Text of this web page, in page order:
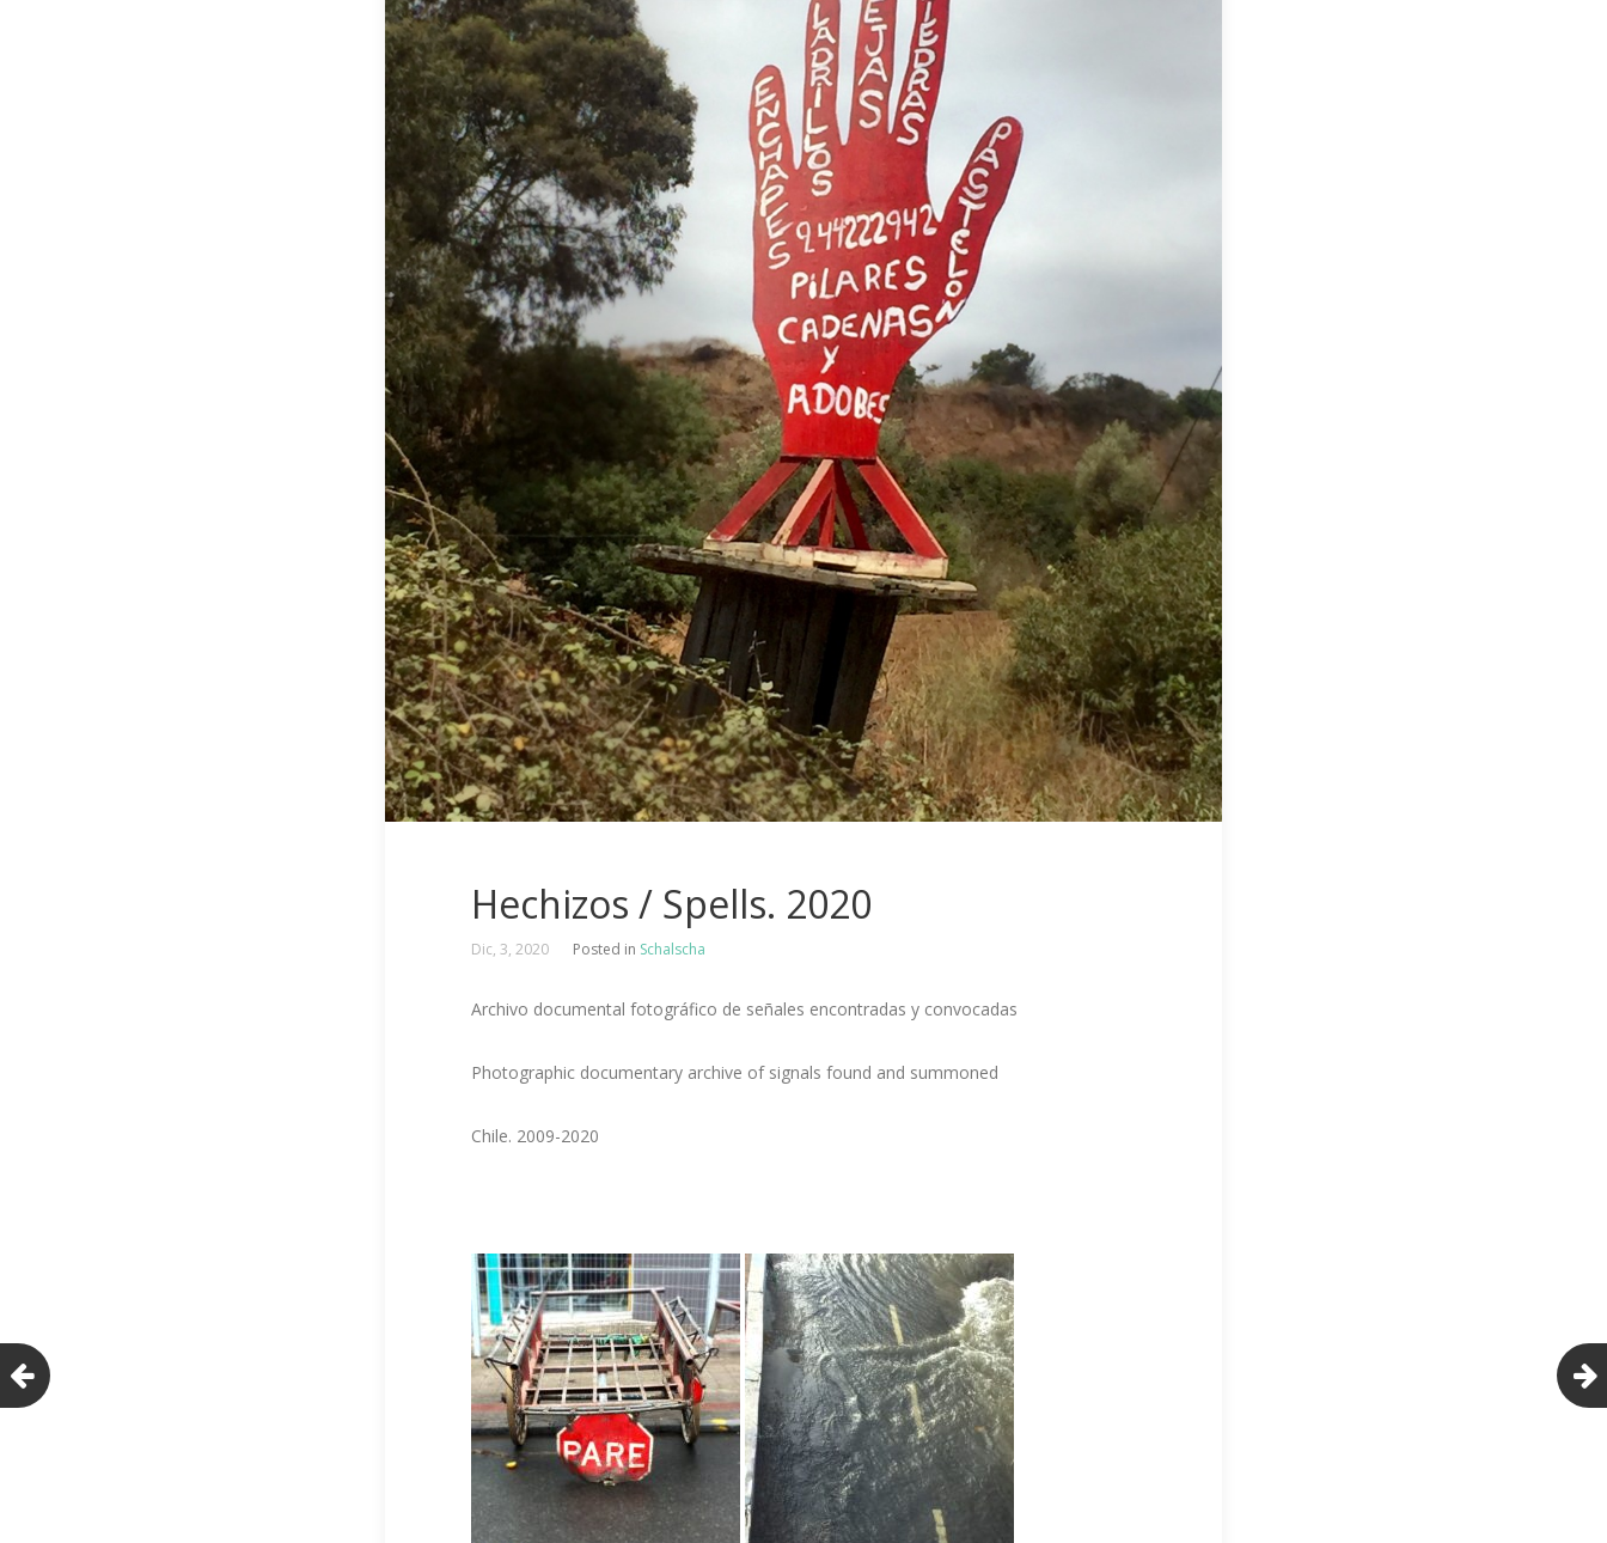
Hechizos / Spells. 2020
Dic, 3, 2020 Posted in Schalscha
Archivo documental fotográfico de señales encontradas y convocadas
Photographic documentary archive of signals found and summoned
Chile. 2009-2020